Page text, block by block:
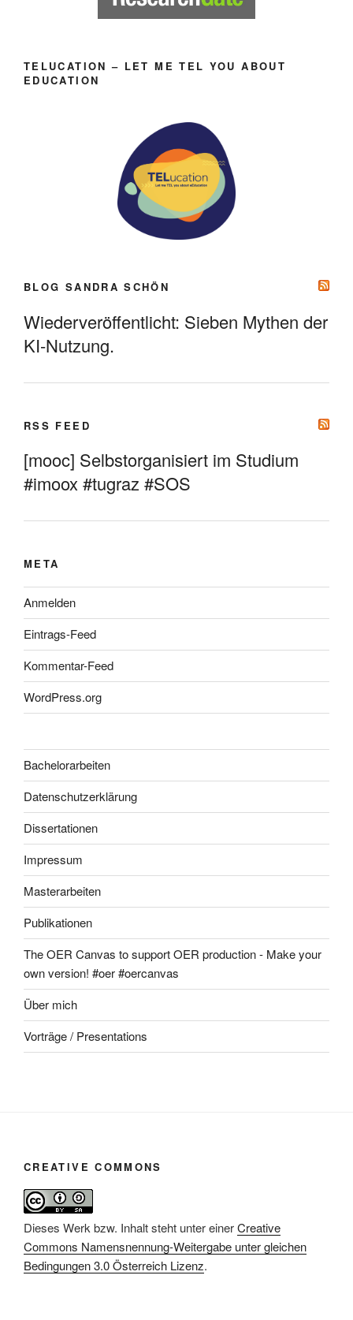
TELUCATION – LET ME TEL YOU ABOUT
EDUCATION
BLOG SANDRA SCHÖN
Wiederveröffentlicht: Sieben Mythen der
KI-Nutzung.
RSS FEED
[mooc] Selbstorganisiert im Studium
#imoox #tugraz #SOS
META
Anmelden
Eintrags-Feed
Kommentar-Feed
WordPress.org
Bachelorarbeiten
Datenschutzerklärung
Dissertationen
Impressum
Masterarbeiten
Publikationen
The OER Canvas to support OER production - Make your
own version! #oer #oercanvas
Über mich
Vorträge / Presentations
CREATIVE COMMONS
Dieses Werk bzw. Inhalt steht unter einerCreative
Commons Namensnennung-Weitergabe unter gleichen
Bedingungen 3.0 Österreich Lizenz.